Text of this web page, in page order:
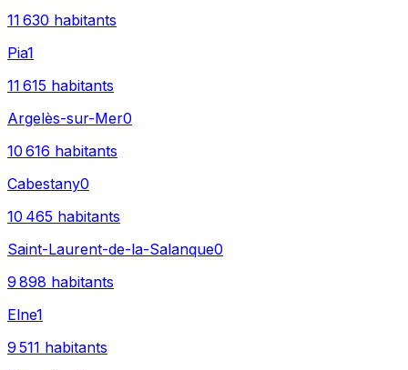
11 630 habitants
Pia1
11 615 habitants
Argelès-sur-Mer0
10 616 habitants
Cabestany0
10 465 habitants
Saint-Laurent-de-la-Salanque0
9 898 habitants
Elne1
9 511 habitants